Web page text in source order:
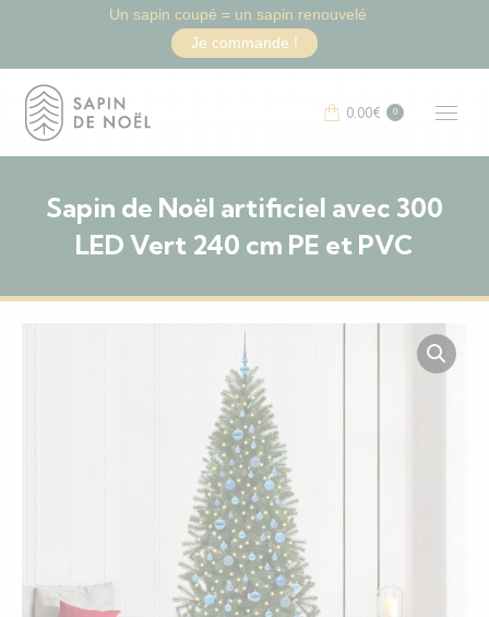
0.00€ 0
Sapin de Noël artificiel avec 300
LED Vert 240 cm PE et PVC
Un sapin coupé = un sapin renouvelé
Je commande !